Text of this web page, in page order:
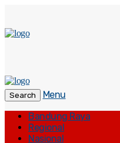
Search
Menu
Bandung Raya
Regional
Nasional